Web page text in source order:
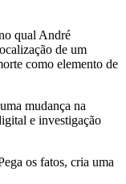
qual André
de um
como elemento de
mudança na
e investigação
os fatos, cria uma